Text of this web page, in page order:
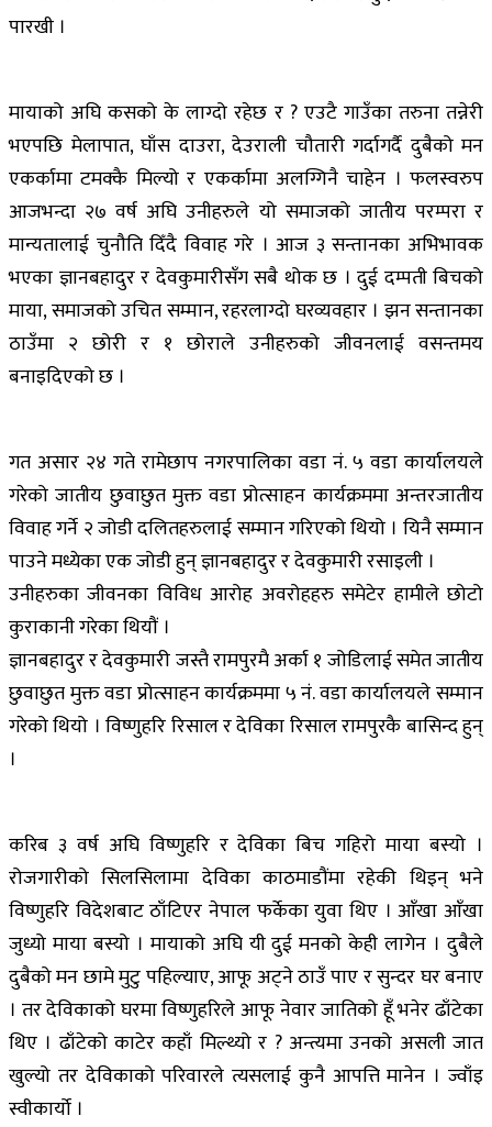
पारखी ।
मायाको अघि कसको के लाग्दो रहेछ र ? एउटै गाउँका तरुना तन्नेरी
भएपछि मेलापात, घाँस दाउरा, देउराली चौतारी गर्दागर्दै दुबैको मन
एकर्कामा टमक्कै मिल्यो र एकर्कामा अलग्गिनै चाहेन । फलस्वरुप
आजभन्दा २७ वर्ष अघि उनीहरुले यो समाजको जातीय परम्परा र
मान्यतालाई चुनौति दिँदै विवाह गरे । आज ३ सन्तानका अभिभावक
भएका ज्ञानबहादुर र देवकुमारीसँग सबै थोक छ । दुई दम्पती बिचको
माया, समाजको उचित सम्मान, रहरलाग्दो घरव्यवहार । झन सन्तानका
ठाउँमा २ छोरी र १ छोराले उनीहरुको जीवनलाई वसन्तमय
बनाइदिएको छ ।
गत असार २४ गते रामेछाप नगरपालिका वडा नं. ५ वडा कार्यालयले
गरेको जातीय छुवाछुत मुक्त वडा प्रोत्साहन कार्यक्रममा अन्तरजातीय
विवाह गर्ने २ जोडी दलितहरुलाई सम्मान गरिएको थियो । यिनै सम्मान
पाउने मध्येका एक जोडी हुन् ज्ञानबहादुर र देवकुमारी रसाइली ।
उनीहरुका जीवनका विविध आरोह अवरोहहरु समेटेर हामीले छोटो
कुराकानी गरेका थियौं ।
ज्ञानबहादुर र देवकुमारी जस्तै रामपुरमै अर्का १ जोडिलाई समेत जातीय
छुवाछुत मुक्त वडा प्रोत्साहन कार्यक्रममा ५ नं. वडा कार्यालयले सम्मान
गरेको थियो । विष्णुहरि रिसाल र देविका रिसाल रामपुरकै बासिन्द हुन्
।
करिब ३ वर्ष अघि विष्णुहरि र देविका बिच गहिरो माया बस्यो ।
रोजगारीको सिलसिलामा देविका काठमाडौंमा रहेकी थिइन् भने
विष्णुहरि विदेशबाट ठाँटिएर नेपाल फर्केका युवा थिए । आँखा आँखा
जुध्यो माया बस्यो । मायाको अघि यी दुई मनको केही लागेन । दुबैले
दुबैको मन छामे मुटु पहिल्याए, आफू अट्ने ठाउँ पाए र सुन्दर घर बनाए
। तर देविकाको घरमा विष्णुहरिले आफू नेवार जातिको हूँ भनेर ढाँटेका
थिए । ढाँटेको काटेर कहाँ मिल्थ्यो र ? अन्त्यमा उनको असली जात
खुल्यो तर देविकाको परिवारले त्यसलाई कुनै आपत्ति मानेन । ज्वाँइ
स्वीकार्यो ।